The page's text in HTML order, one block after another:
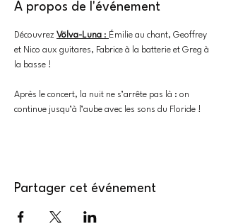
À propos de l'événement
Découvrez Völva-Luna : Émilie au chant, Geoffrey
et Nico aux guitares, Fabrice à la batterie et Greg à
la basse !
Après le concert, la nuit ne s’arrête pas là : on
continue jusqu’à l’aube avec les sons du Floride !
Partager cet événement